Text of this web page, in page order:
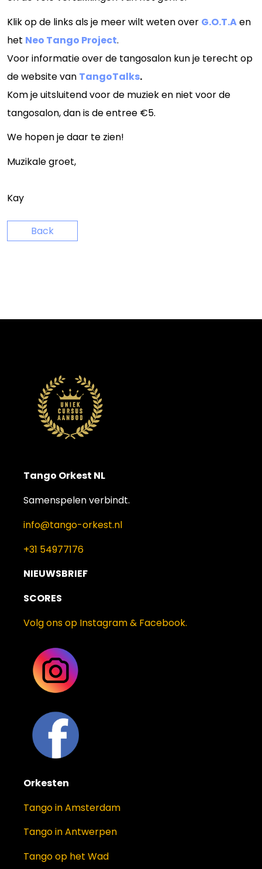
Klik op de links als je meer wilt weten over G.O.T.Aen
het Neo Tango Project.
Voor informatie over de tangosalon kun je terecht op
de website van TangoTalks.
Kom je uitsluitend voor de muziek en niet voor de
tangosalon, dan is de entree €5.
We hopen je daar te zien!
Muzikale groet,
Kay
Back
Tango Orkest NL
Samenspelen verbindt.
info@tango-orkest.nl
+31 54977176
NIEUWSBRIEF
SCORES
Volg ons op Instagram & Facebook.
Orkesten
Tango in Amsterdam
Tango in Antwerpen
Tango op het Wad